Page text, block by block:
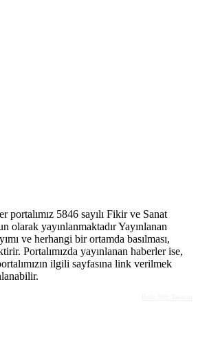
portalımız 5846 sayılı Fikir ve Sanat
olarak yayınlanmaktadır Yayınlanan
ve herhangi bir ortamda basılması,
Portalımızda yayınlanan haberler ise,
ilgili sayfasına link verilmek